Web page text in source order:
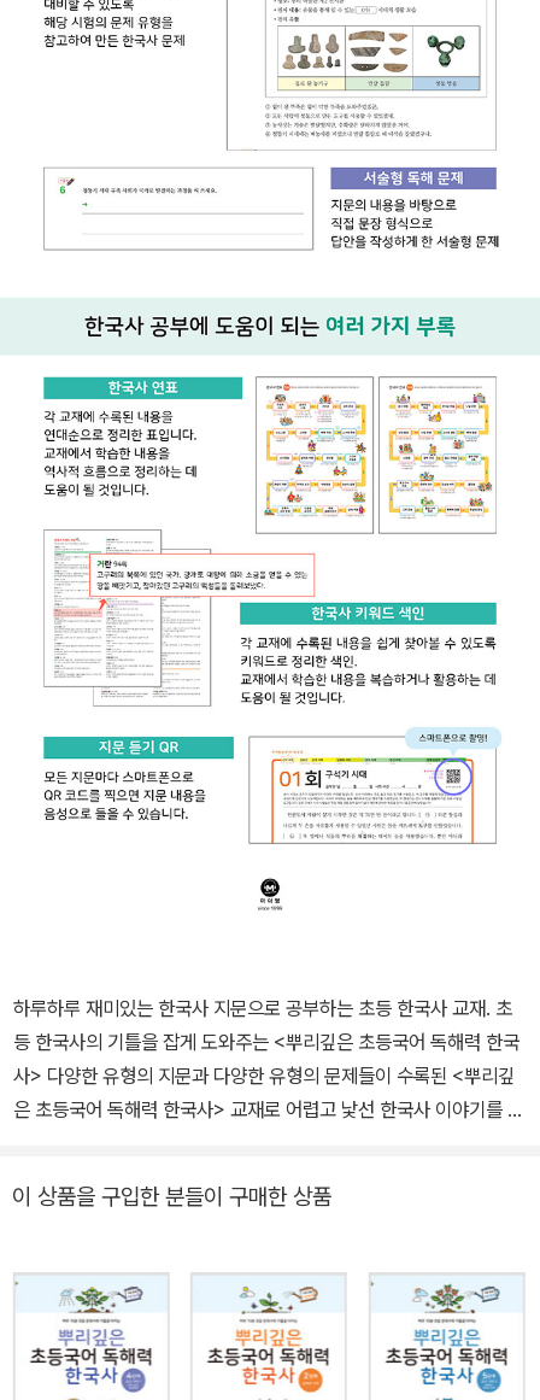
하루하루 재미있는 한국사 지문으로 공부하는 초등 한국사 교재. 초
등 한국사의 기틀을 잡게 도와주는 <뿌리깊은 초등국어 독해력 한국
사> 다양한 유형의 지문과 다양한 유형의 문제들이 수록된 <뿌리깊
은 초등국어 독해력 한국사> 교재로 어렵고 낯선 한국사 이야기를 재
심화 문제, 서술형 문제, 한국사능력검정시험 유형 문제 등 다양한 유
짜여진 각 단계를 통해 선사 시대부터 대한민국까지 이어지는 한국사
이야기를 한 흐름으로 이해할 수 있게 한 구성 4. 한국사 공부에 도움
이 되는 부록: * 각 단계별 내용을 정리한 ‘한국사 연표’ * 각 단계 교
재에 수록된 내용을 키워드를 통해 바로 찾아볼 수 있는 ‘한국사 색인’
이 상품을 구입한 분들이 구매한 상품